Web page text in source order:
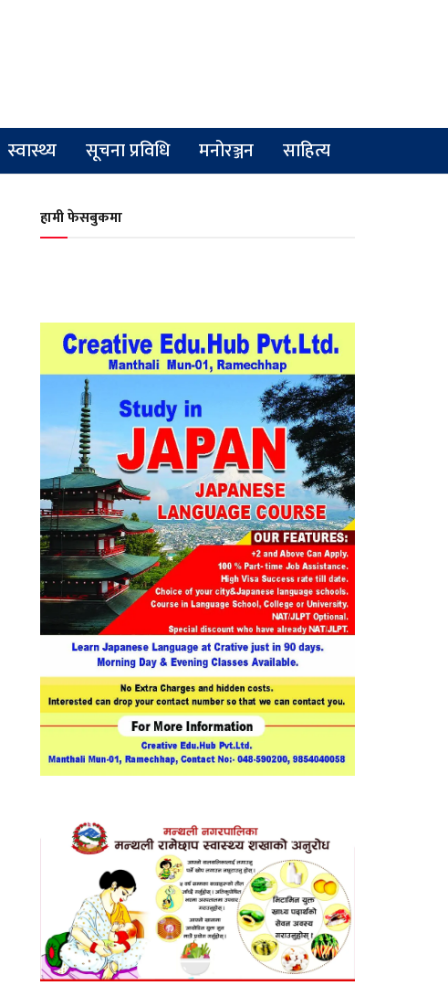
स्वास्थ्य सूचना प्रविधि मनोरञ्जन साहित्य
हामी फेसबुकमा